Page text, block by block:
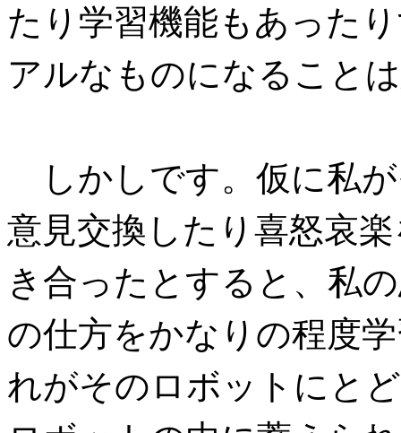
たり学習機能もあった
アルなものになること
しかしです。仮に私
意見交換したり喜怒哀
き合ったとすると、私
の仕方をかなりの程度
れがそのロボットにと